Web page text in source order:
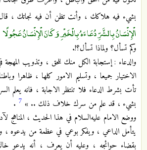
بشيء فيه هلاكك ، وأنت تظن أن فيه نجاتك ، قال
الْإِنْسَانُ بِالشَّرِّ دُعَاءَهُ بِالْخَيْرِ وَكَانَ الْإِنْسَانُ عَجُولًا
وكم تسأل؟ ولماذا تسأل؟!.
والدعاء : إستجابة الكل منك للحق ، وتذويب
الاختيار جميعا ، وتسليم الامور كلها ، ظاهرا
تأت بشرط الدعاء فلا تنتظر الاجابة ، فانه يعلم
بشيء ، قد علم من سرك خلاف ذلك .. » 7
.
ووضع الامام عليه‌السلام في هذا الحديث ، المناهج
يتأمل الداعي ، ويفكر بوعي في عظمة من يدعوه ،
بقضاء حوائجه ، وعليه أن يعرف ، أنه يدعو